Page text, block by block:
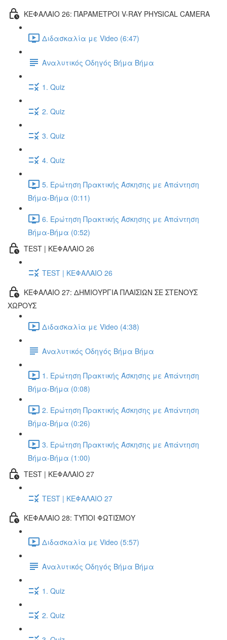
ΚΕΦΑΛΑΙΟ 26: ΠΑΡΑΜΕΤΡΟΙ V-RAY PHYSICAL CAMERA
Διδασκαλία με Video (6:47)
Αναλυτικός Οδηγός Βήμα Βήμα
1. Quiz
2. Quiz
3. Quiz
4. Quiz
5. Ερώτηση Πρακτικής Άσκησης με Απάντηση
Βήμα-Βήμα (0:11)
6. Ερώτηση Πρακτικής Άσκησης με Απάντηση
Βήμα-Βήμα (0:52)
TEST | ΚΕΦΑΛΑΙΟ 26
TEST | ΚΕΦΑΛΑΙΟ 26
ΚΕΦΑΛΑΙΟ 27: ΔΗΜΙΟΥΡΓΙΑ ΠΛΑΙΣΙΩΝ ΣΕ ΣΤΕΝΟΥΣ
ΧΩΡΟΥΣ
Διδασκαλία με Video (4:38)
Αναλυτικός Οδηγός Βήμα Βήμα
1. Ερώτηση Πρακτικής Άσκησης με Απάντηση
Βήμα-Βήμα (0:08)
2. Ερώτηση Πρακτικής Άσκησης με Απάντηση
Βήμα-Βήμα (0:26)
3. Ερώτηση Πρακτικής Άσκησης με Απάντηση
Βήμα-Βήμα (1:00)
TEST | ΚΕΦΑΛΑΙΟ 27
TEST | ΚΕΦΑΛΑΙΟ 27
ΚΕΦΑΛΑΙΟ 28: ΤΥΠΟΙ ΦΩΤΙΣΜΟΥ
Διδασκαλία με Video (5:57)
Αναλυτικός Οδηγός Βήμα Βήμα
1. Quiz
2. Quiz